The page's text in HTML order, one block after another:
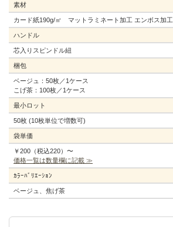
素材
カード紙190g/㎡ マットラミネート加工 エンボス加工
ハンドル
芯入りスピンドル紐
梱包
ベージュ：50枚／1ケース
こげ茶：100枚／1ケース
最小ロット
50枚 (10枚単位で増数可)
袋単価
￥200（税込220）〜
価格一覧は数量欄に記載 ≫
ｶﾗｰﾊﾞﾘｴｰｼｮﾝ
ベージュ、焦げ茶